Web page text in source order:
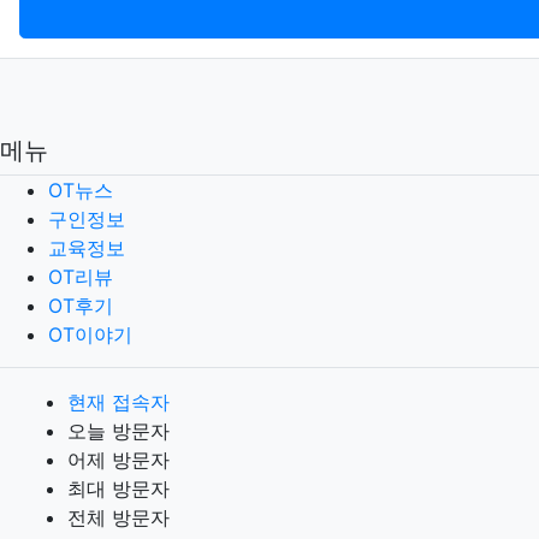
메뉴
OT뉴스
구인정보
교육정보
OT리뷰
OT후기
OT이야기
현재 접속자
오늘 방문자
어제 방문자
최대 방문자
전체 방문자